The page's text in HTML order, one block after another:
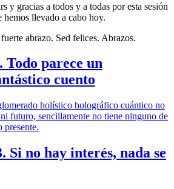
y gracias a todos y a todas por esta sesión
llevado a cabo hoy.
abrazo. Sed felices. Abrazos.
parece un
cuento
holístico holográfico cuántico no
futuro, sencillamente no tiene ninguno de
presente.
Si no hay interés, nada se